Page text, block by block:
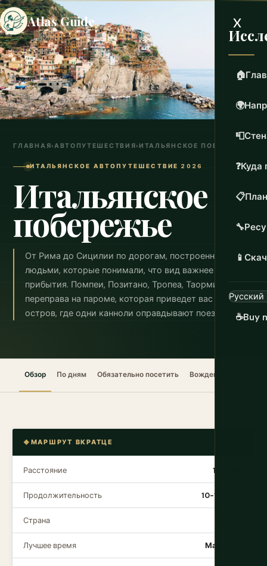
Atlas Guide x
🏠
🌍
📮
❓Куда
📋
🔧
📱
☕Buy
ГЛАВНАЯ›АВТОПУТЕШЕСТВИЯ›ИТАЛЬЯНСКОЕ ПОБЕРЕЖЬЕ
ИТАЛЬЯНСКОЕ АВТОПУТЕШЕСТВИЕ 2026
Итальянское
побережье
От Рима до Сицилии по дорогам, построенным
людьми, которые понимали, что вид важнее времени
прибытия. Помпеи, Позитано, Тропеа, Таормина и
переправа на пароме, которая приведет вас на
остров, где одни канноли оправдывают поездку.
Обзор По дням Обязательно посетить Вождение и платные
МАРШРУТ ВКРАТЦЕ
Расстояние 1200 км
Продолжительность 10-14 дней
Страна
Лучшее время Май - Окт